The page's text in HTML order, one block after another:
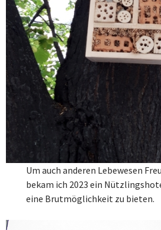
Um auch anderen Lebewesen
bekam ich 2023 ein
eine Brutmöglichkeit zu bieten.